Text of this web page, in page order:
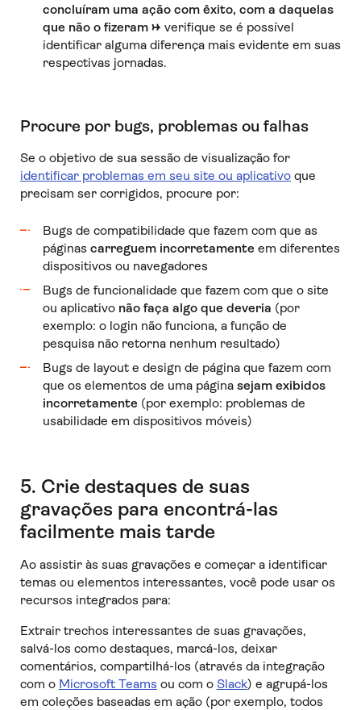
concluíram uma ação com êxito, com a daquelas
que não o fizeram → verifique se é possível
identificar alguma diferença mais evidente em suas
respectivas jornadas.
Procure por bugs, problemas ou falhas
Se o objetivo de sua sessão de visualização for
identificar problemas em seu site ou aplicativoque
precisam ser corrigidos, procure por:
Bugs de compatibilidade que fazem com que as
páginas carreguem incorretamenteem diferentes
dispositivos ou navegadores
Bugs de funcionalidade que fazem com que o site
ou aplicativo não faça algo que deveria (por
exemplo: o login não funciona, a função de
pesquisa não retorna nenhum resultado)
Bugs de layout e design de página que fazem com
que os elementos de uma página sejam exibidos
incorretamente(por exemplo: problemas de
usabilidade em dispositivos móveis)
5. Crie destaques de suas
gravações para encontrá-las
facilmente mais tarde
Ao assistir às suas gravações e começar a identificar
temas ou elementos interessantes, você pode usar os
recursos integrados para:
Extrair trechos interessantes de suas gravações,
salvá-los como destaques, marcá-los, deixar
comentários, compartilhá-los (através da integração
com o Microsoft Teams ou com o Slack) e agrupá-los
em coleções baseadas em ação (por exemplo, todos